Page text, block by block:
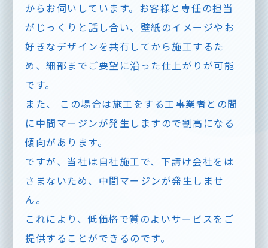
からお伺いしています。お客様と専任の担当
がじっくりと話し合い、壁紙のイメージやお
好きなデザインを共有してから施工するた
め、細部までご要望に沿った仕上がりが可能
です。
また、 この場合は施工をする工事業者との間
に中間マージンが発生しますので割高になる
傾向があります。
ですが、当社は自社施工で、下請け会社をは
さまないため、中間マージンが発生しませ
ん。
これにより、低価格で質のよいサービスをご
提供することができるのです。